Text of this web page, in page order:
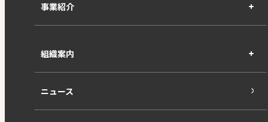
事業紹介
組織案内
ニュース